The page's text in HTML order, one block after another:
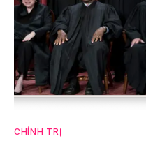
CHÍNH TRỊ